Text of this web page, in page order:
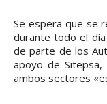
Se espera que se
durante todo el día
de parte de los
apoyo de
ambos sectores